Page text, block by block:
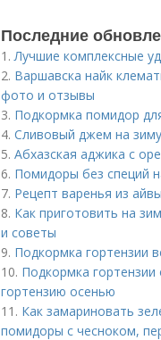
Последние
1.Лучшие комплексные
2. Варшавска найк
фото и отзывы
3. Подкормка помидор
4. Сливовый джем на
5. Абхазская аджика с
6. Помидоры без специй
7. Рецепт варенья из
8. Как приготовить на
и советы
9. Подкормка гортензии
10. Подкормка
гортензию осенью
11. Как замариновать
помидоры с чесноком,